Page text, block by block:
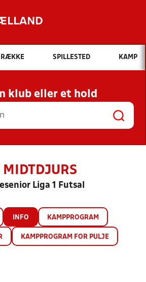
Hvad vil du søge efter?
INDHOLD OG NYHEDER
RESULTATER, KLUBBER OG
HOLD
RÆKKE SPILLESTED KAMP
klub eller et hold
MIDTDJURS
Liga 1 Futsal
INFO KAMPPROGRAM
KAMPPROGRAM FOR PULJE